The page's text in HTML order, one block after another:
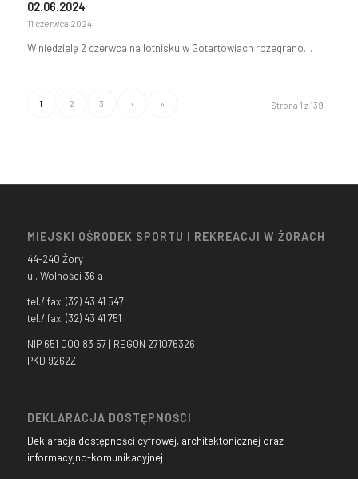
02.06.2024
11 czerwca 2024
W niedzielę 2 czerwca na lotnisku w Gotartowiach rozegrano…
Strona 1 z 139
1 2 3 › »
MIEJSKI OŚRODEK SPORTU I REKREACJI W ŻORACH
44-240 Żory
ul. Wolności 36 a
tel./ fax: (32) 43 41 547
tel./ fax: (32) 43 41 751
NIP 651 000 83 57 | REGON 271076326
PKD 9262Z
DEKLARACJA DOSTĘPNOŚCI
Deklaracja dostępności cyfrowej, architektonicznej oraz
informacyjno-komunikacyjnej